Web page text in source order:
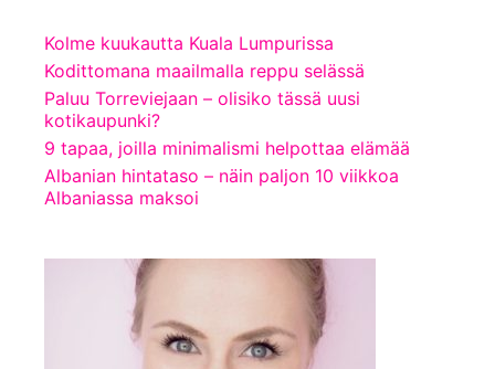
Kolme kuukautta Kuala Lumpurissa
Kodittomana maailmalla reppu selässä
Paluu Torreviejaan – olisiko tässä uusi
kotikaupunki?
9 tapaa, joilla minimalismi helpottaa elämää
Albanian hintataso – näin paljon 10 viikkoa
Albaniassa maksoi